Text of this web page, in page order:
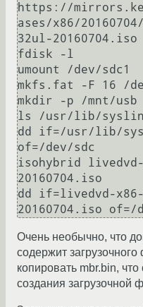
https://
ases/x86/
32ul-20160704.iso
fdisk -l
umount /dev/sdc1
mkfs.fat -F 16 /
mkdir -p /mnt/usb
ls /usr/lib/
dd if=/usr/lib/
of=/dev/sdc
isohybrid livedvd-
20160704.iso
dd if=livedvd-x86-
Очень необычно, что
содержит
копировать mbr.bin,
создания загрузочной